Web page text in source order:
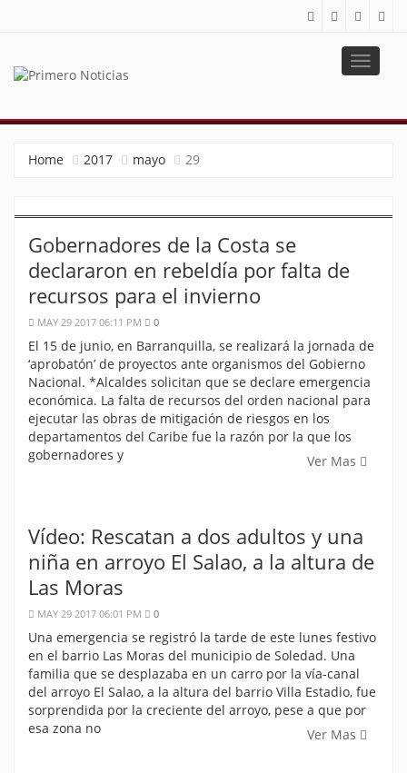
Toggle
Home 2017 mayo 29
Gobernadores de la Costa se
declararon en rebeldía por falta de
recursos para el invierno
MAY 29 2017 06:11 PM 0
El 15 de junio, en Barranquilla, se realizará la jornada de
‘aprobatón’ de proyectos ante organismos del Gobierno
Nacional. *Alcaldes solicitan que se declare emergencia
económica. La falta de recursos del orden nacional para
ejecutar las obras de mitigación de riesgos en los
departamentos del Caribe fue la razón por la que los
gobernadores y
Ver Mas
Vídeo: Rescatan a dos adultos y una
niña en arroyo El Salao, a la altura de
Las Moras
MAY 29 2017 06:01 PM 0
Una emergencia se registró la tarde de este lunes festivo
en el barrio Las Moras del municipio de Soledad. Una
familia que se desplazaba en un carro por la vía-canal
del arroyo El Salao, a la altura del barrio Villa Estadio, fue
sorprendida por la creciente del arroyo, pese a que por
esa zona no
Ver Mas